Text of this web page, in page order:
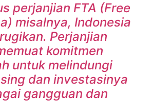
perjanjian FTA (Free
misalnya, Indonesia
Perjanjian
komitmen
untuk melindungi
dan investasinya
gangguan dan